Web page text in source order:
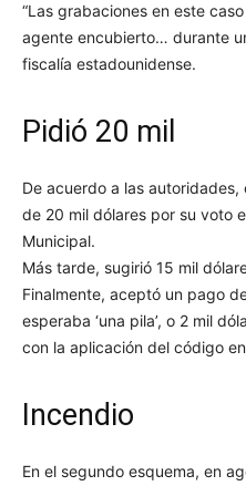
“Las grabaciones en este
agente encubierto… durante
fiscalía estadounidense.
Pidió 20 mil
De acuerdo a las
de 20 mil dólares por su voto
Municipal.
Más tarde, sugirió 15 mil
Finalmente, aceptó un pago
esperaba ‘una pila’, o 2 mil
con la aplicación del código
Incendio
En el segundo esquema, en